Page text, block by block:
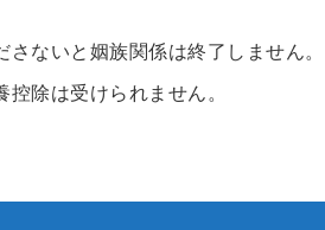
ないと姻族関係は終了しません。
除は受けられません。